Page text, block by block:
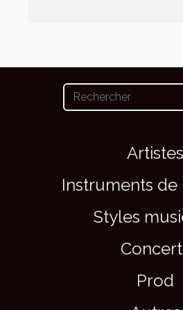
Artistes
Instruments
Styles
Prod